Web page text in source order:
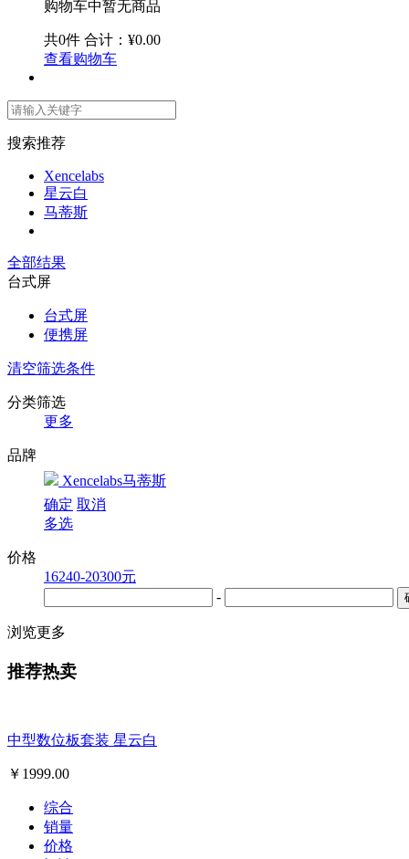
购物车中暂无商品
共0件 合计：¥0.00
查看购物车
搜索推荐
Xencelabs
星云白
马蒂斯
全部结果
台式屏
台式屏
便携屏
清空筛选条件
分类筛选
更多
品牌
Xencelabs马蒂斯
确定 取消
多选
价格
16240-20300元
-
浏览更多
推荐热卖
中型数位板套装 星云白
￥ 1999.00
综合
销量
价格